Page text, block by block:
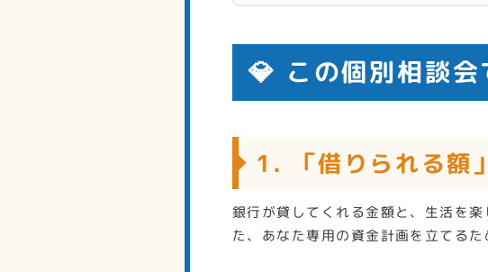
💎 この個別相談会
1. 「借りられる額
銀行が貸してくれる金額と、生活を
た、あなた専用の資金計画を立てるた